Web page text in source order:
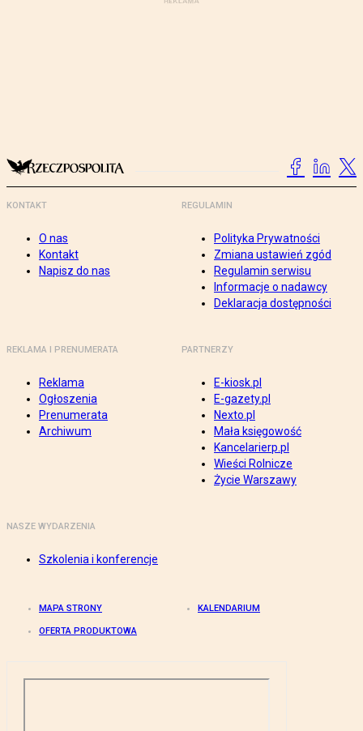
KONTAKT
O nas
Kontakt
Napisz do nas
REGULAMIN
Polityka Prywatności
Zmiana ustawień zgód
Regulamin serwisu
Informacje o nadawcy
Deklaracja dostępności
REKLAMA I PRENUMERATA
Reklama
Ogłoszenia
Prenumerata
Archiwum
PARTNERZY
E-kiosk.pl
E-gazety.pl
Nexto.pl
Mała księgowość
Kancelarierp.pl
Wieści Rolnicze
Życie Warszawy
NASZE WYDARZENIA
Szkolenia i konferencje
MAPA STRONY KALENDARIUM
OFERTA PRODUKTOWA